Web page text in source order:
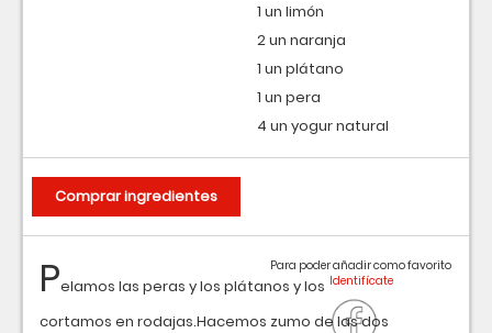
Pelamos las peras y los plátanos y los
cortamos en rodajas.Hacemos zumo de las dos
Para poder añadir como favorito
1 un limón
2 un naranja
1 un plátano
1 un pera
4 un yogur natural
Comprar ingredientes